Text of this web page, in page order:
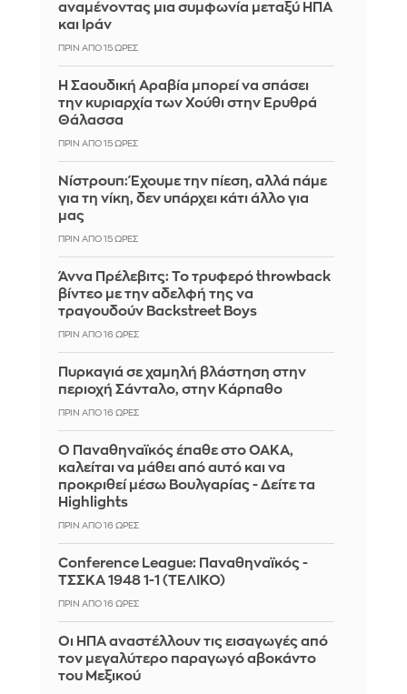
αναμένοντας μια συμφωνία μεταξύ ΗΠΑ
και Ιράν
ΠΡΙΝ ΑΠΌ 15 ΏΡΕΣ
Η Σαουδική Αραβία μπορεί να σπάσει
την κυριαρχία των Χούθι στην Ερυθρά
Θάλασσα
ΠΡΙΝ ΑΠΌ 15 ΏΡΕΣ
Νίστρουπ: Έχουμε την πίεση, αλλά πάμε
για τη νίκη, δεν υπάρχει κάτι άλλο για
μας
ΠΡΙΝ ΑΠΌ 15 ΏΡΕΣ
Άννα Πρέλεβιτς: Το τρυφερό throwback
βίντεο με την αδελφή της να
τραγουδούν Backstreet Boys
ΠΡΙΝ ΑΠΌ 16 ΏΡΕΣ
Πυρκαγιά σε χαμηλή βλάστηση στην
περιοχή Σάνταλο, στην Κάρπαθο
ΠΡΙΝ ΑΠΌ 16 ΏΡΕΣ
Ο Παναθηναϊκός έπαθε στο ΟΑΚΑ,
καλείται να μάθει από αυτό και να
προκριθεί μέσω Βουλγαρίας - Δείτε τα
Highlights
ΠΡΙΝ ΑΠΌ 16 ΏΡΕΣ
Conference League: Παναθηναϊκός -
ΤΣΣΚΑ 1948 1-1 (ΤΕΛΙΚΟ)
ΠΡΙΝ ΑΠΌ 16 ΏΡΕΣ
Οι ΗΠΑ αναστέλλουν τις εισαγωγές από
τον μεγαλύτερο παραγωγό αβοκάντο
του Μεξικού